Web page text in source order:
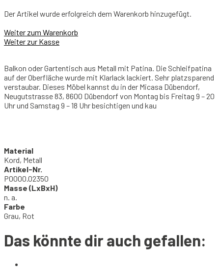
Der Artikel wurde erfolgreich dem Warenkorb hinzugefügt.
Weiter zum Warenkorb
Weiter zur Kasse
Balkon oder Gartentisch aus Metall mit Patina. Die Schleifpatina
auf der Oberfläche wurde mit Klarlack lackiert. Sehr platzsparend
verstaubar. Dieses Möbel kannst du in der Micasa Dübendorf,
Neugutstrasse 83, 8600 Dübendorf von Montag bis Freitag 9 – 20
Uhr und Samstag 9 – 18 Uhr besichtigen und kau
Material
Kord, Metall
Artikel-Nr.
P0000.02350
Masse (LxBxH)
n. a.
Farbe
Grau, Rot
Das könnte dir auch gefallen: